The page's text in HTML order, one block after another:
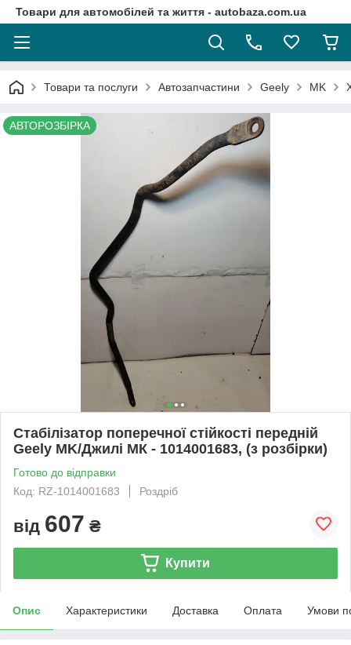
Товари для автомобілей та життя - autobaza.com.ua
Товари та послуги Автозапчастини Geely MK
АВТОРОЗБІРКА
Стабілізатор поперечної стійкості передній
Geely MK/Джилі МК - 1014001683, (з розбірки)
Готово до відправки
Код: RZ-1014001683
Роздріб
від 607 ₴
Купити
Опис Характеристики Доставка Оплата Умови